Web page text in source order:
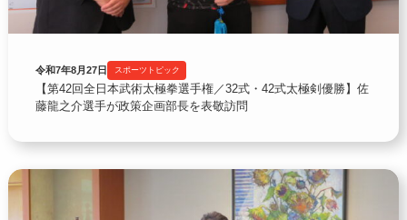
令和7年8月27日 スポーツトピック
【第42回全日本武術太極拳選手権／32式・42式太極剣優勝】佐
藤龍之介選手が政策企画部長を表敬訪問